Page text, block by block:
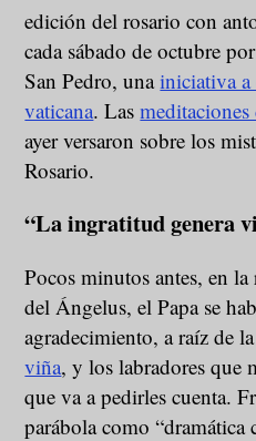
edición del rosario con
cada sábado de octubre
San Pedro, unainiciativa a
vaticana. Las
ayer versaron sobre los
Rosario.
“La ingratitud genera
Pocos minutos antes, en
del Ángelus, el Papa se
agradecimiento, a raíz de
viña, y los labradores que
que va a pedirles cuenta.
parábola como